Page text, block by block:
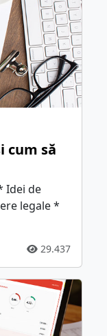
cum să
Idei de
legale *
29.437